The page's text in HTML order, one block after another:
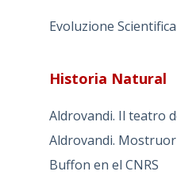
Evoluzione Scientifica
Historia Natural
Aldrovandi. Il teatro
Aldrovandi.
Buffon en el CNRS